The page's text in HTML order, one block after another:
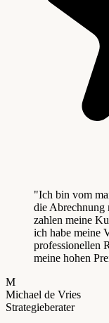
"Ich bin vom
die Abrechnung
zahlen meine
ich habe meine
professionellen
meine hohen
M
Michael de Vries
Strategieberater